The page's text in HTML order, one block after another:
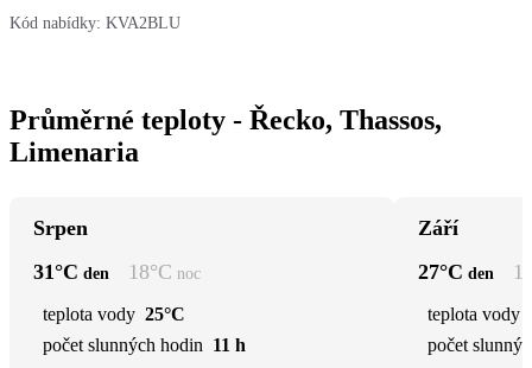
Kód nabídky: KVA2BLU
Průměrné teploty - Řecko, Thassos,
Limenaria
Srpen
31°C den 18°C noc
teplota vody 25°C
počet slunných hodin 11 h
Září
27°C den
teplota vody
počet